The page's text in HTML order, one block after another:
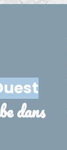
dans